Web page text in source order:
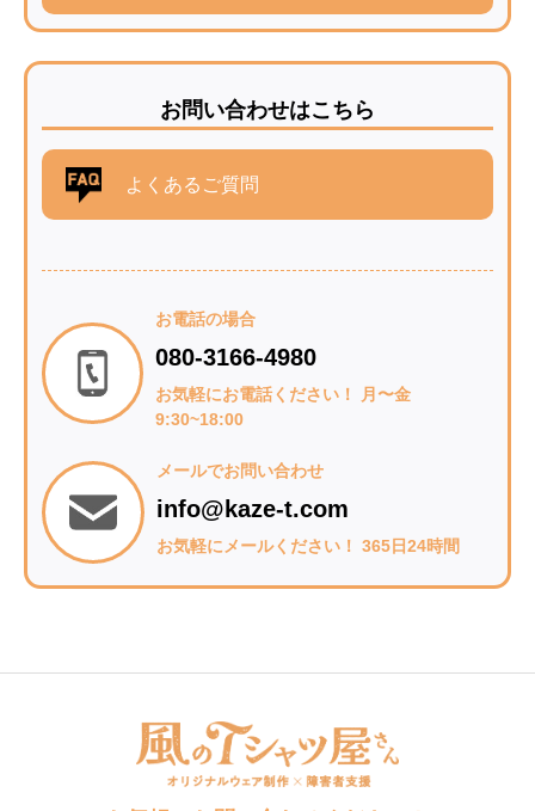
お問い合わせはこちら
よくあるご質問
お電話の場合
080-3166-4980
お気軽にお電話ください！ 月〜金
9:30~18:00
メールでお問い合わせ
info@kaze-t.com
お気軽にメールください！ 365日24時間